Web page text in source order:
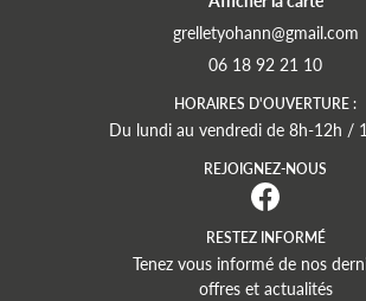
06 18 92 21 10
HORAIRES D'OUVERTURE :
Du lundi au vendredi de 8h-12h /
REJOIGNEZ-NOUS
RESTEZ INFORMÉ
Tenez vous informé de nos
offres et actualités